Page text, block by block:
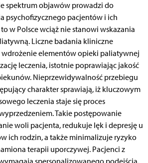
spektrum objawów prowadzi do
psychofizycznego pacjentów i ich
w Polsce wciąż nie stanowi wskazania
Liczne badania kliniczne
wdrożenie elementów opieki paliatywnej
leczenia, istotnie poprawiając jakość
Nieprzewidywalność przebiegu
charakter sprawiają, iż kluczowym
leczenia staje się proces
Takie postępowanie
woli pacjenta, redukuje lęk i depresję u
ich rodzin, a także minimalizuje ryzyko
terapii uporczywej. Pacjenci z